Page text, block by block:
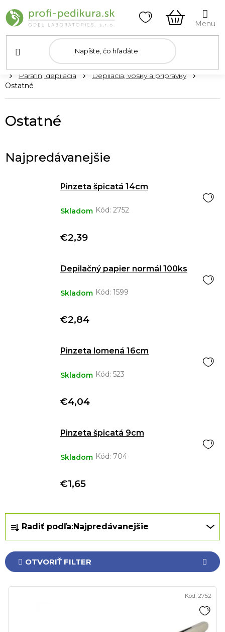
na
obsah
KOŠÍK
DomovParafín, depilácia
Depilácia, vosky a prípravky
Ostatné
Ostatné
Najpredávanejšie
Pinzeta špicatá 14cm
Skladom Kód: 2752
€2,39
Depilačný papier normál 100ks
Skladom Kód: 1599
€2,84
Pinzeta lomená 16cm
Skladom Kód: 523
€4,04
Pinzeta špicatá 9cm
Skladom Kód: 704
€1,65
a
d
e
n
Radiť podľa:Najpredávanejšie
OTVORIŤ FILTER
V
Kód: 2752